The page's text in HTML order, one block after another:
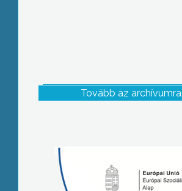
Tovább az archívumra